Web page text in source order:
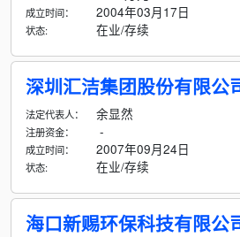
成立时间： 2004年03月17日
状态: 在业/存续
深圳汇洁集团股份有限公
法定代表人： 余显然
注册资金： -
成立时间： 2007年09月24日
状态: 在业/存续
海口新赐环保科技有限公